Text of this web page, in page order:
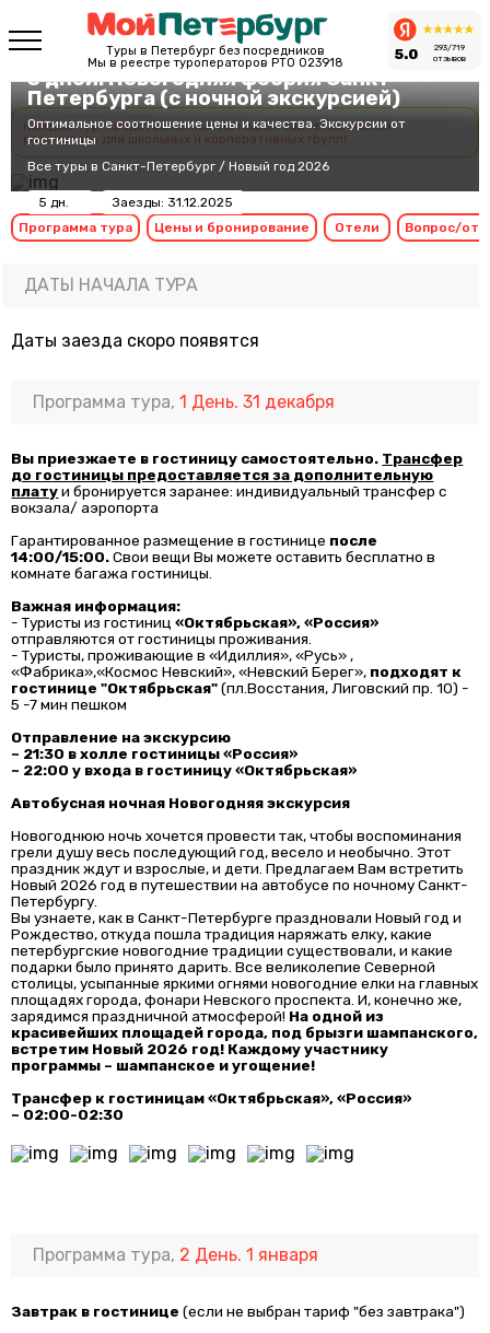
5.0
293/719
отзывов
Туры в Петербург без посредников
Мы в реестре туроператоров РТО 023918
Каждый тур, представленный на нашем сайте, мы можем
рассчитать для школьных и корпоративных групп!
5 дн. Заезды: 31.12.2025
5 дней. Новогодняя феерия Санкт-
Петербурга (с ночной экскурсией)
Оптимальное соотношение цены и качества. Экскурсии от
гостиницы
Все туры в Санкт-Петербург/Новый год 2026
Программа тура Цены и бронирование Отели Вопрос/
ДАТЫ НАЧАЛА ТУРА
Даты заезда скоро появятся
Программа тура,1 День. 31 декабря
Вы приезжаете в гостиницу самостоятельно. Трансфер
до гостиницы предоставляется за дополнительную
платуи бронируется заранее: индивидуальный трансфер с
вокзала/ аэропорта
Гарантированное размещение в гостинице после
14:00/15:00.Свои вещи Вы можете оставить бесплатно в
комнате багажа гостиницы.
Важная информация:
- Туристы из гостиниц«Октябрьская», «Россия»
отправляются от гостиницы проживания.
- Туристы, проживающие в «Идиллия», «Русь» ,
«Фабрика»,«Космос Невский», «Невский Берег», подходят к
гостинице "Октябрьская"(пл.Восстания, Лиговский пр. 10) -
5 -7 мин пешком
Отправление на экскурсию
~ 21:30 в холле гостиницы «Россия»
~ 22:00 у входа в гостиницу «Октябрьская»
Автобусная ночная Новогодняя экскурсия
Новогоднюю ночь хочется провести так, чтобы воспоминания
грели душу весь последующий год, весело и необычно. Этот
праздник ждут и взрослые, и дети. Предлагаем Вам встретить
Новый 2026 год в путешествии на автобусе по ночному Санкт-
Петербургу.
Вы узнаете, как в Санкт-Петербурге праздновали Новый год и
Рождество, откуда пошла традиция наряжать елку, какие
петербургские новогодние традиции существовали, и какие
подарки было принято дарить. Все великолепие Северной
столицы, усыпанные яркими огнями новогодние елки на главных
площадях города, фонари Невского проспекта. И, конечно же,
зарядимся праздничной атмосферой! На одной из
красивейших площадей города, под брызги шампанского,
встретим Новый 2026 год! Каждому участнику
программы – шампанское и угощение!
Трансфер к гостиницам «Октябрьская», «Россия»
~ 02:00-02:30
Программа тура, 2 День. 1 января
Завтрак в гостинице (если не выбран тариф "без завтрака")